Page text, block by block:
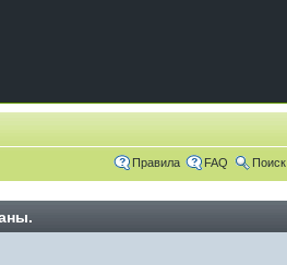
Правила FAQ Поиск